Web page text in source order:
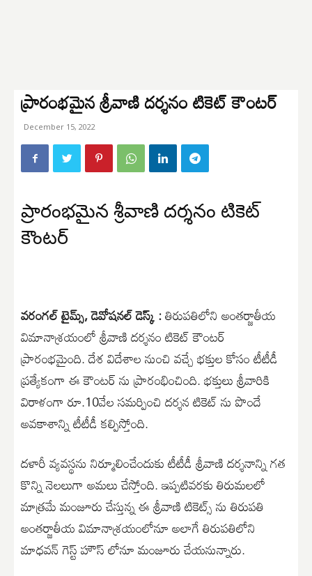
ప్రారంభమైన శ్రీవాణి దర్శనం టికెట్ కౌంటర్
December 15, 2022
ప్రారంభమైన శ్రీవాణి దర్శనం టికెట్
కౌంటర్
వరంగల్ టైమ్స్, డెవోషనల్ డెస్క్ :తిరుపతిలోని అంతర్జాతీయ
విమానాశ్రయంలో శ్రీవాణి దర్శనం టికెట్ కౌంటర్
ప్రారంభమైంది. దేశ విదేశాల నుంచి వచ్చే భక్తుల కోసం టీటీడీ
ప్రత్యేకంగా ఈ కౌంటర్ ను ప్రారంభించింది. భక్తులు శ్రీవారికి
విరాళంగా రూ.10వేల సమర్పించి దర్శన టికెట్ ను పొందే
అవకాశాన్ని టీటీడీ కల్పిస్తోంది.
దళారీ వ్యవస్థను నిర్మూలించేందుకు టీటీడీ శ్రీవాణి దర్శనాన్ని గత
కొన్ని నెలలుగా అమలు చేస్తోంది. ఇప్పటివరకు తిరుమలలో
మాత్రమే మంజూరు చేస్తున్న ఈ శ్రీవాణి టికెట్స్ ను తిరుపతి
అంతర్జాతీయ విమానాశ్రయంలోనూ అలాగే తిరుపతిలోని
మాధవన్ గెస్ట్ హౌస్ లోనూ మంజూరు చేయనున్నారు.